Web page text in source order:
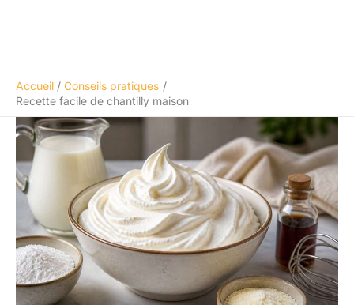
Accueil
Conseils pratiques
Recette facile de chantilly maison